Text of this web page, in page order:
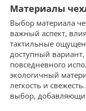
Материалы
Выбор материала
важный аспект,
тактильные
доступный
повседневного
экологичный
легкость и
выбор,